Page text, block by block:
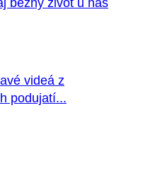
bežný život u nás
videá z
podujatí...